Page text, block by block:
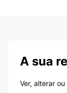
A sua
Ver, alterar